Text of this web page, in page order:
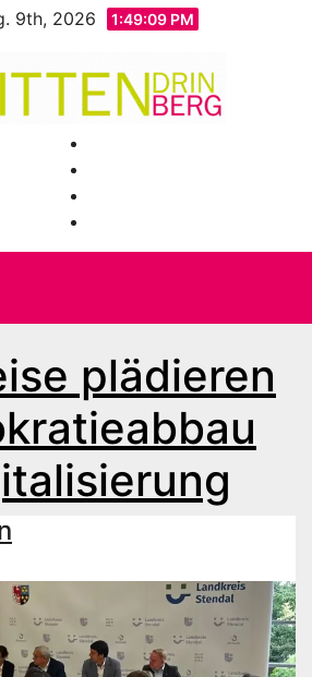
9th, 2026 1:49:11 PM
plädieren